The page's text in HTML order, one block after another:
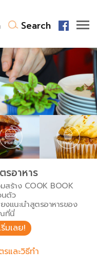
Search
รอาหาร
สร้าง COOK BOOK
นตัว
งแนะนำสูตรอาหารของ
ที่นี่
ริ่มเลย!
รและวิธีทำ